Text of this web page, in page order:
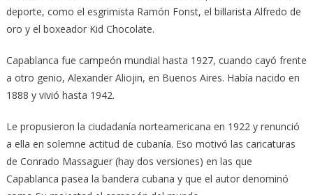
deporte, como el esgrimista Ramón Fonst, el billarista Alfredo de
oro y el boxeador Kid Chocolate.
Capablanca fue campeón mundial hasta 1927, cuando cayó frente
a otro genio, Alexander Aliojin, en Buenos Aires. Había nacido en
1888 y vivió hasta 1942.
Le propusieron la ciudadanía norteamericana en 1922 y renunció
a ella en solemne actitud de cubanía. Eso motivó las caricaturas
de Conrado Massaguer (hay dos versiones) en las que
Capablanca pasea la bandera cubana y que el autor denominó